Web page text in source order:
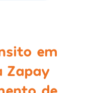
em
Zapay